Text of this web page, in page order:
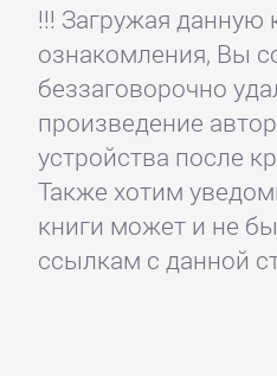
!!! Загружая данную
ознакомления, Вы
беззаговорочно
произведение
устройства после
Также хотим
книги может и не
ссылкам с данной